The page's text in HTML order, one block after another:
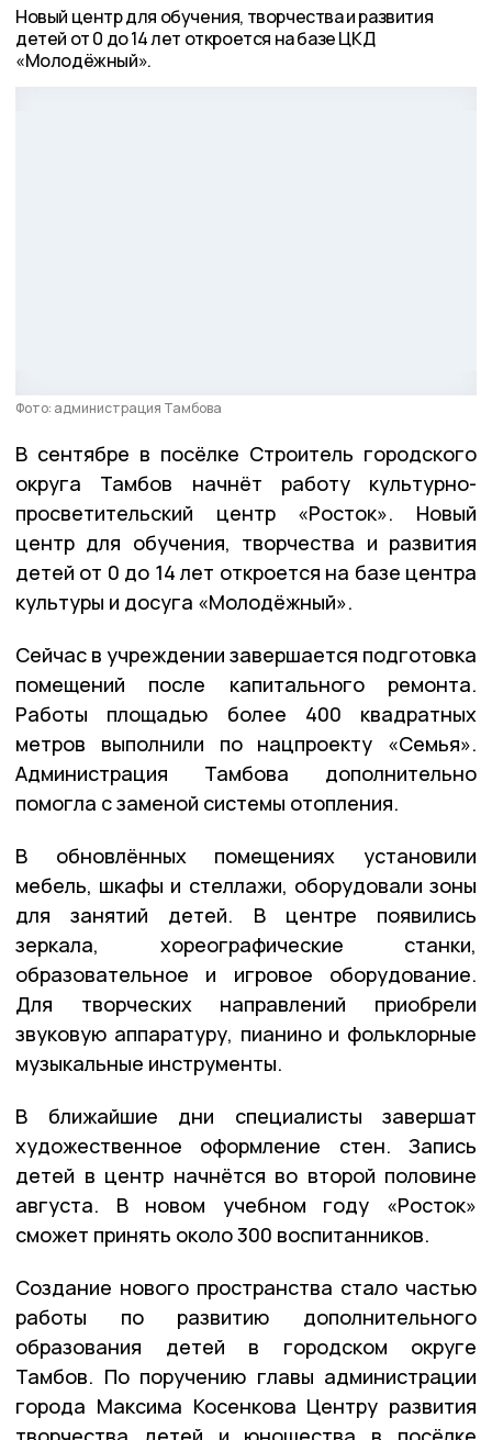
Новый центр для обучения, творчества и развития
детей от 0 до 14 лет откроется на базе ЦКД
«Молодёжный».
Фото: администрация Тамбова
В сентябре в посёлке Строитель городского
округа Тамбов начнёт работу культурно-
просветительский центр «Росток». Новый
центр для обучения, творчества и развития
детей от 0 до 14 лет откроется на базе центра
культуры и досуга «Молодёжный».
Сейчас в учреждении завершается подготовка
помещений после капитального ремонта.
Работы площадью более 400 квадратных
метров выполнили по нацпроекту «Семья».
Администрация Тамбова дополнительно
помогла с заменой системы отопления.
В обновлённых помещениях установили
мебель, шкафы и стеллажи, оборудовали зоны
для занятий детей. В центре появились
зеркала, хореографические станки,
образовательное и игровое оборудование.
Для творческих направлений приобрели
звуковую аппаратуру, пианино и фольклорные
музыкальные инструменты.
В ближайшие дни специалисты завершат
художественное оформление стен. Запись
детей в центр начнётся во второй половине
августа. В новом учебном году «Росток»
сможет принять около 300 воспитанников.
Создание нового пространства стало частью
работы по развитию дополнительного
образования детей в городском округе
Тамбов. По поручению главы администрации
города Максима Косенкова Центру развития